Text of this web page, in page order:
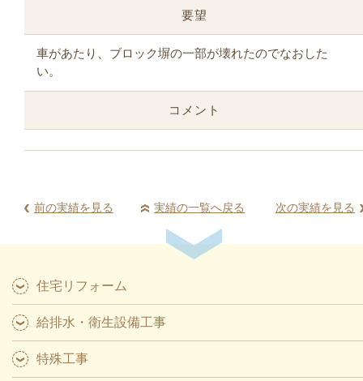
要望
車があたり、ブロック塀の一部が壊れたのでなおした
い。
コメント
前の実績を見る 実績の一覧へ戻る 次の実績を見る
住宅リフォーム
給排水・衛生設備工事
特殊工事